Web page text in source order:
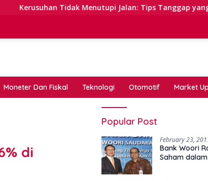
Menutupi Jalan: Tips Tanggap yang Efektif dalam
Moneter Dan Fiskal Teknologi Otomotif Market
di
Popular Post
February 23,
Bank Woori
Saham